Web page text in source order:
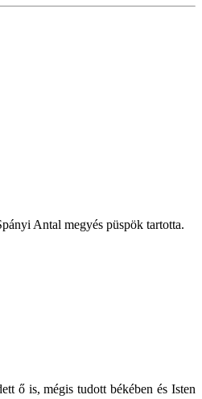
Antal megyés püspök tartotta.
ő is, mégis tudott békében és Isten